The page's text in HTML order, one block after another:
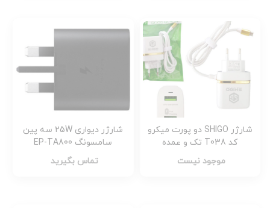
شارژر SHIGO دو پورت میکرو
کد T038 تک و عمده
موجود نیست
شارژر دیواری 25W سه پین
سامسونگ EP-TA800
(اورجیـنال) همراه با کابل کد
d512
تماس بگیرید